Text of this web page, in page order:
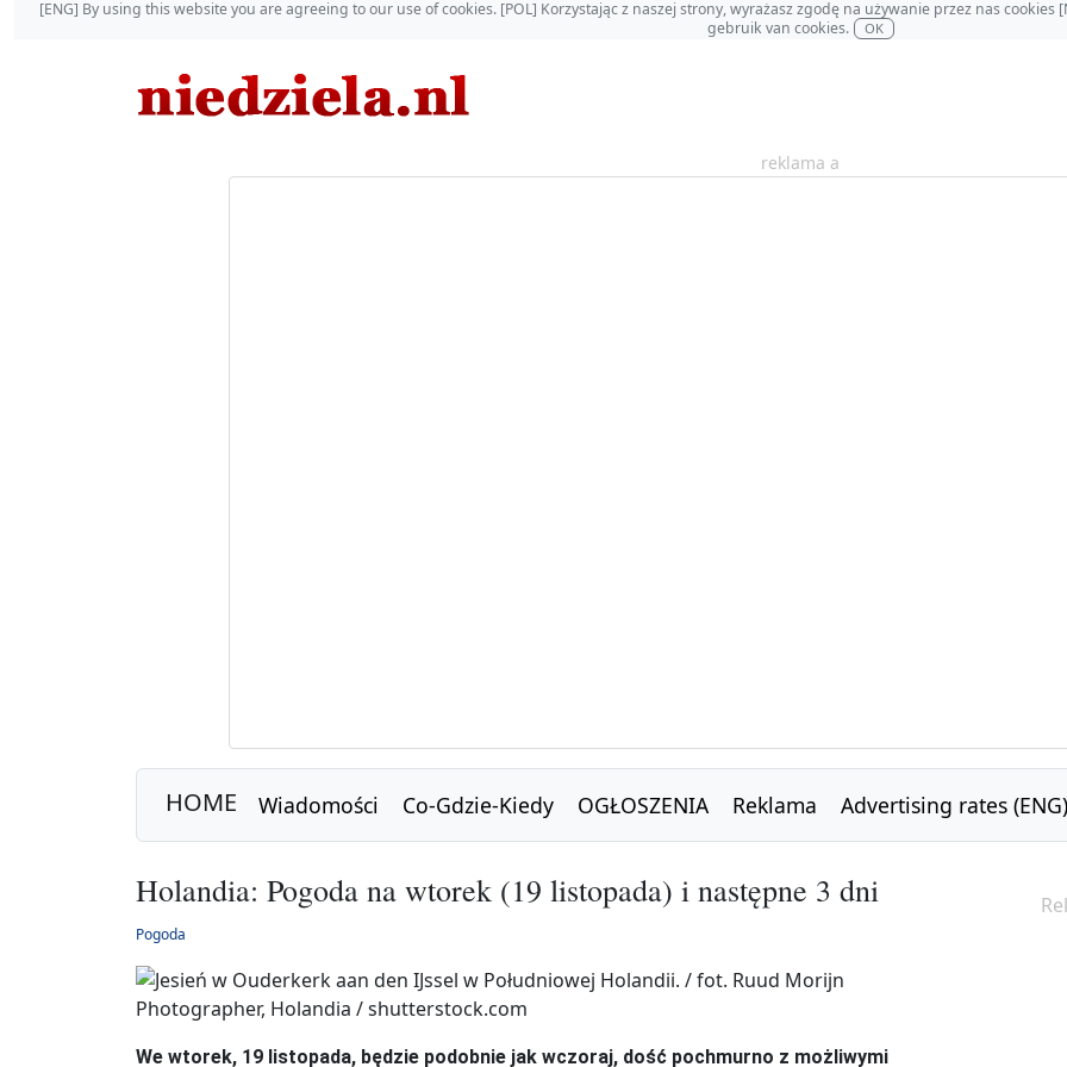
[ENG] By using this website you are agreeing to our use of cookies. [POL] Korzystając z naszej strony, wyrażasz zgodę na używanie przez nas
gebruik van cookies.
OK
reklama a
HOME Wiadomości Co-Gdzie-Kiedy OGŁOSZENIA Reklama Advertising rates (ENG)
Holandia: Pogoda na wtorek (19 listopada) i następne 3 dni
Pogoda
We wtorek, 19 listopada, będzie podobnie jak wczoraj, dość pochmurno z możliwymi